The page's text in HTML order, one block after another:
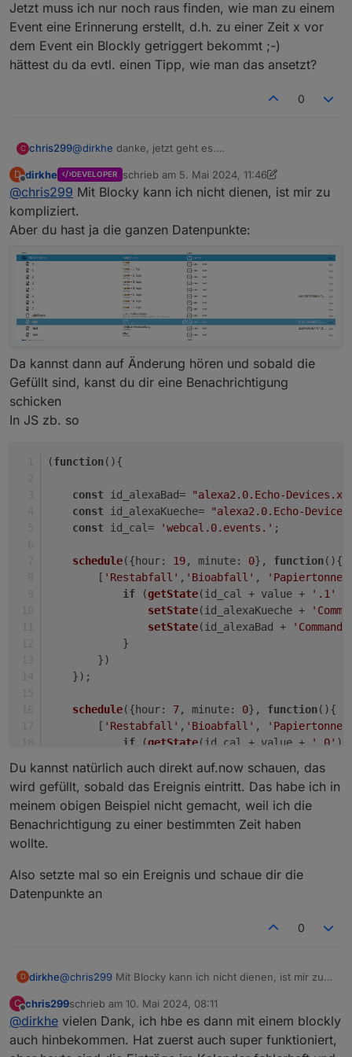
wenn sie doch vom Adapter eine Antwort bekommen,
auch wenn das Array leer ist...
Aber wenn du willst, kannst du die die Version direkt
vom git ziehen, dann geht es wieder
Jetzt muss ich nur noch raus finden, wie man zu einem
Event eine Erinnerung erstellt, d.h. zu einer Zeit x vor
dem Event ein Blockly getriggert bekommt ;-)
hättest du da evtl. einen Tipp, wie man das ansetzt?
0
C chris299@dirkhe danke, jetzt geht es.
einem Event eine Erinnerung erstellt, d.h. zu einer
Zeit x vor dem Event ein Blockly getriggert bekommt
;-)
hättest du da evtl. einen Tipp, wie man das ansetzt?
D
Offline
dirkhe DEVELOPER schrieb am 5. Mai 2024, 11:46
zuletzt editiert von dirkhe 5. Mai 2024, 14:08
@chris299 Mit Blocky kann ich nicht dienen, ist mir zu
kompliziert.
Aber du hast ja die ganzen Datenpunkte:
Da kannst dann auf Änderung hören und sobald die
Gefüllt sind, kanst du dir eine Benachrichtigung
schicken
In JS zb. so
(function( ){
const id_alexaBad=
"alexa2.0.Echo-
const id_alexaKueche=
"alexa2.0.Echo-
const id_cal= 'webcal.0.events.' ;
schedule({hour: 19, minute: 0}, function( ){
        [
'Restabfall' , 'Bioabfall' , 'Papiertonne'
if (getState(id_cal + value + '.1'
setState(id_alexaKueche +
setState(id_alexaBad +
            }
        })
    });
schedule({hour: 7, minute: 0}, function( ){
        [
'Restabfall' , 'Bioabfall' , 'Papiertonne'
if (getState(id_cal + value + '.0' ).
setState(id_alexaBad +
            }
        })
    });
Du kannst natürlich auch direkt auf.now schauen, das
wird gefüllt, sobald das Ereignis eintritt. Das habe ich in
meinem obigen Beispiel nicht gemacht, weil ich die
Benachrichtigung zu einer bestimmten Zeit haben
wollte.
Also setzte mal so ein Ereignis und schaue dir die
Datenpunkte an
0
D dirkhe@chris299 Mit Blocky kann ich nicht dienen, ist mir zu
Aber du hast ja die ganzen Datenpunkte:
(function(){
const id_alexaBad= "alexa2.0.Echo-
const id_alexaKueche= "alexa2.0.Echo-
Du kannst natürlich auch direkt auf.now schauen, das
wird gefüllt, sobald das Ereignis eintritt. Das habe ich in
C
Offline
chris299schrieb am 10. Mai 2024, 08:11
zuletzt editiert von
@dirkhe vielen Dank, ich hbe es dann mit einem blockly
auch hinbekommen. Hat zuerst auch super funktioniert,